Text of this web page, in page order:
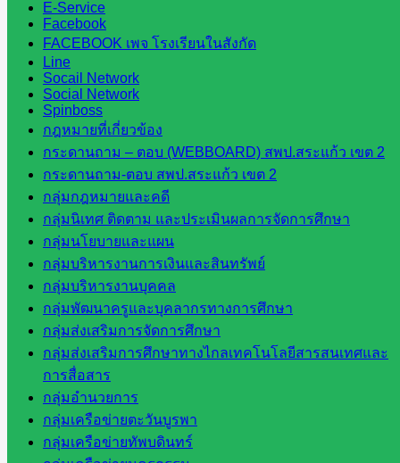
E-Service
Facebook
FACEBOOK เพจ โรงเรียนในสังกัด
Line
Socail Network
Social Network
Spinboss
กฎหมายที่เกี่ยวข้อง
กระดานถาม – ตอบ (WEBBOARD) สพป.สระแก้ว เขต 2
กระดานถาม-ตอบ สพป.สระแก้ว เขต 2
กลุ่มกฎหมายและคดี
กลุ่มนิเทศ ติดตาม และประเมินผลการจัดการศึกษา
กลุ่มนโยบายและแผน
กลุ่มบริหารงานการเงินและสินทรัพย์
กลุ่มบริหารงานบุคคล
กลุ่มพัฒนาครูและบุคลากรทางการศึกษา
กลุ่มส่งเสริมการจัดการศึกษา
กลุ่มส่งเสริมการศึกษาทางไกลเทคโนโลยีสารสนเทศและ
การสื่อสาร
กลุ่มอำนวยการ
กลุ่มเครือข่ายตะวันบูรพา
กลุ่มเครือข่ายทัพบดินทร์
กรกฎาคม 15, 2026กรกฎาคม 15, 2026
ตามฯ
,วารสาร ประชาสัมพันธ์
… 34
หน่วยงาน
ที่เกี่ยวข้อง
กระทรวง
ศึกษาธิการ
กระทรวง
การ
อุดมศึกษา
สำนักงาน
เลขาธิการ
สภาการ
ศึกษา
สำนักงาน